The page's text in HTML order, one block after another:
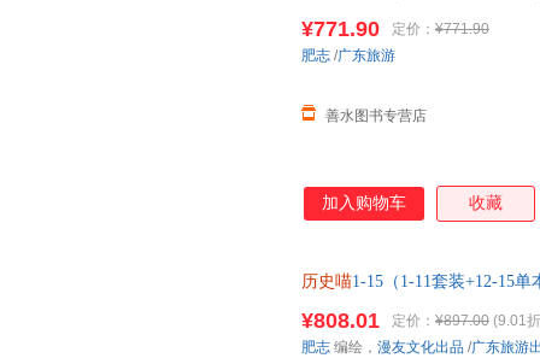
¥771.90 定价： ¥771.90
善水图书专营店
肥志 /广东旅游
加入购物车 收藏
历史喵1-15（1-11套装+12-15单
¥808.01 定价： ¥897.00 (9.01
肥志 编绘， 漫友文化出品 /广东旅游